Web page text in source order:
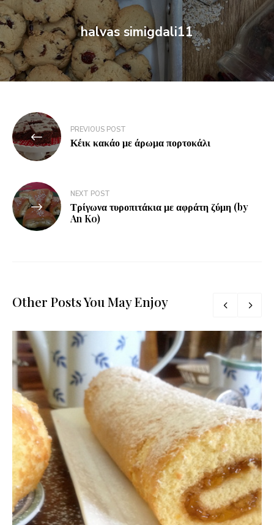
halvas simigdali11
PREVIOUS POST
Κέικ κακάο με άρωμα πορτοκάλι
NEXT POST
Τρίγωνα τυροπιτάκια με αφράτη ζύμη (by
An Ko)
Other Posts You May Enjoy